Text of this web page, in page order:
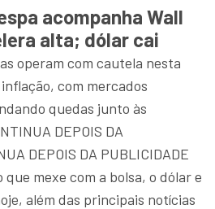
acompanha Wall
alta; dólar cai
operam com cautela nesta
com mercados
quedas junto às
DEPOIS DA
DEPOIS DA PUBLICIDADE
mexe com a bolsa, o dólar e
além das principais notícias